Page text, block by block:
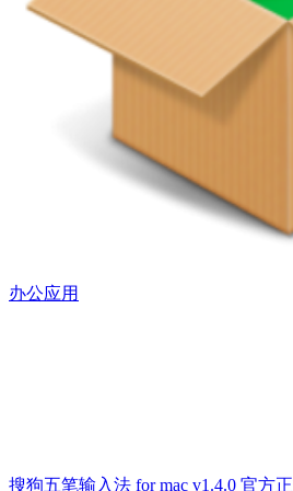
办公应用
搜狗五笔输入法 for mac v1.4.0 官方